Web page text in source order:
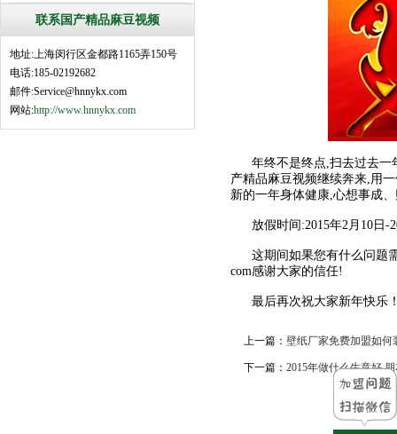
联系国产精品麻豆视频
地址:上海闵行区金都路1165弄150号
电话:185-02192682
邮件:Service@hnnykx.com
网站:http://www.hnnykx.com
年终不是终点,扫去过去一
产精品麻豆视频继续奔来,用一
新的一年身体健康,心想事成
放假时间:2015年2月10日
这期间如果您有什么问题
com感谢大家的信任!
最后再次祝大家新年快乐！
上一篇： 壁纸厂家免费加盟如何
下一篇： 2015年做什么生意好,